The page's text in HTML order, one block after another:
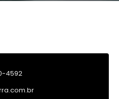
4592